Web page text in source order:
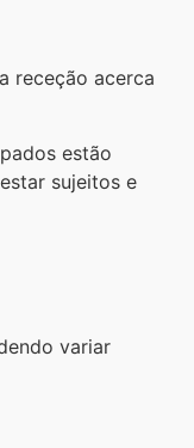
receção acerca
estão
sujeitos e
variar